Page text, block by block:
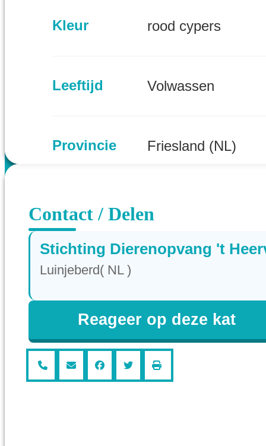
Kleur rood cypers
Leeftijd Volwassen
Provincie Friesland (NL)
Contact / Delen
Stichting Dierenopvang 't
Luinjeberd( NL )
Reageer op deze kat